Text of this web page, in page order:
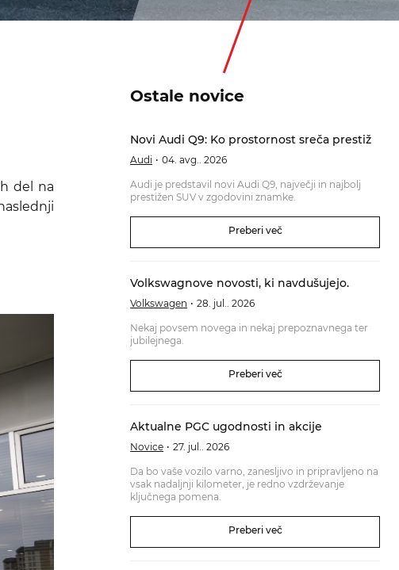
del na
Ostale novice
Novi Audi Q9: Ko prostornost sreča prestiž
Audi 04. avg.. 2026
Audi je predstavil novi Audi Q9, največji in najbolj
prestižen SUV v zgodovini znamke.
Preberi več
Volkswagnove novosti, ki navdušujejo.
Volkswagen 28. jul.. 2026
Nekaj povsem novega in nekaj prepoznavnega ter
jubilejnega.
Preberi več
Aktualne PGC ugodnosti in akcije
Novice 27. jul.. 2026
Da bo vaše vozilo varno, zanesljivo in pripravljeno na
vsak nadaljnji kilometer, je redno vzdrževanje
ključnega pomena.
Preberi več